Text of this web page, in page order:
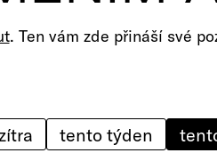
. Ten vám zde přináší své
tento týden